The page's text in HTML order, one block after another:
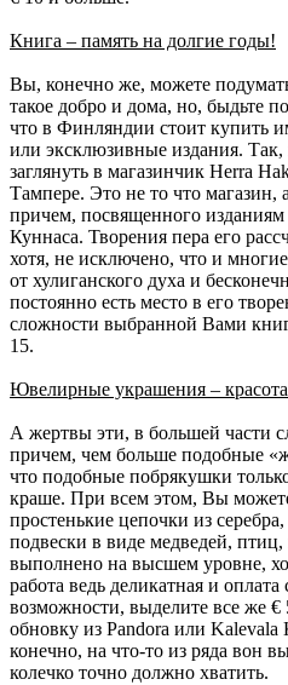
Книга – память на долгие годы!
Вы, конечно же, можете
такое добро и дома, но, быдьте
что в Финляндии стоит купить
или эксклюзивные издания.
заглянуть в магазинчик Herra
Тампере. Это не то что магазин,
причем, посвященного
Куннаса. Творения пера его
хотя, не исключено, что и
от хулиганского духа и
постоянно есть место в его
сложности выбранной Вами
15.
Ювелирные украшения – красота
А жертвы эти, в большей части
причем, чем больше подобные
что подобные побрякушки
краше. При всем этом, Вы
простенькие цепочки из
подвески в виде медведей,
выполнено на высшем уровне,
работа ведь деликатная и
возможности, выделите все же
обновку из Рandora или Kalevala
конечно, на что-то из ряда вон
колечко точно должно хватить.